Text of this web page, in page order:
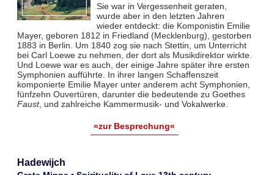
Sie war in Vergessenheit geraten,
wurde aber in den letzten Jahren
wieder entdeckt: die Komponistin Emilie
Mayer, geboren 1812 in Friedland (Mecklenburg), gestorben
1883 in Berlin. Um 1840 zog sie nach Stettin, um Unterricht
bei Carl Loewe zu nehmen, der dort als Musikdirektor wirkte.
Und Loewe war es auch, der einige Jahre später ihre ersten
Symphonien aufführte. In ihrer langen Schaffenszeit
komponierte Emilie Mayer unter anderem acht Symphonien,
fünfzehn Ouvertüren, darunter die bedeutende zu Goethes
Faust, und zahlreiche Kammermusik- und Vokalwerke.
»zur Besprechung«
Hadewijch